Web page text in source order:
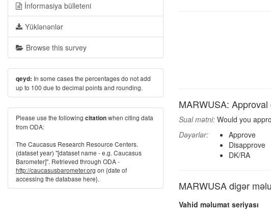
MARWUSA:
Sual mətni: Would you
Dəyərlər:
Approve
Disapprove
DK/RA
MARWUSA digər
Vahid məlumat seriyası
İnformasiya bülleteni
Yüklənənlər
Browse this survey
qeyd: In some cases the percentages do not add
up to 100 due to decimal points and rounding.
Please use the following citationwhen citing data
from ODA:
The Caucasus Research Resource Centers.
(dataset year) "[dataset name - e.g. Caucasus
Barometer]". Retrieved through ODA -
http://caucasusbarometer.org on {date of
accessing the database here}.